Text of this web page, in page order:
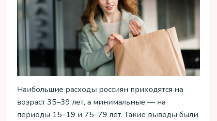
Наибольшие расходы россиян приходятся на
возраст 35–39 лет, а минимальные — на
периоды 15–19 и 75–79 лет. Такие выводы были